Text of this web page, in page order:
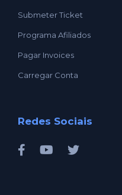
Submeter Ticket
Programa Afiliados
Pagar Invoices
Carregar Conta
Redes Sociais